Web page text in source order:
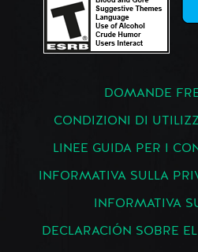
DOMANDE
CONDIZIONI DI
LINEE GUIDA PER I
INFORMATIVA SULLA
INFORMATIVA
DECLARACIÓN SOBRE